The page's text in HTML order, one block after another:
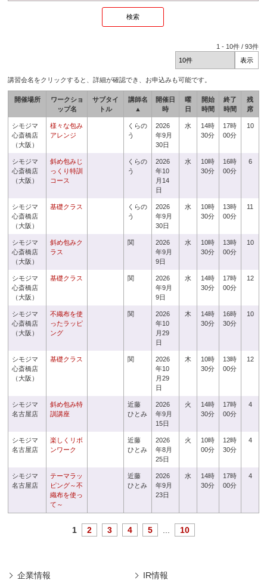
1 - 10件 /93件
講習会名をクリックすると、詳細が確認でき、お申込みも可能です。
開催場所
ワークショ
ップ名
サブタイ
トル
講師名
▲
開催日
時
曜
日
開始
時間
終了
時間
残
席
シモジマ
心斎橋店
（大阪）
様々な包み
アレンジ
くらの
う
2026
年9月
30日
水
14時
30分
17時
00分
10
シモジマ
心斎橋店
（大阪）
斜め包みじ
っくり特訓
コース
くらの
う
2026
年10
月14
日
水
10時
30分
16時
00分
6
シモジマ
心斎橋店
（大阪）
基礎クラス
くらの
う
2026
年9月
30日
水
10時
30分
13時
00分
11
シモジマ
心斎橋店
（大阪）
斜め包みク
ラス
関
2026
年9月
9日
水
10時
30分
13時
00分
10
シモジマ
心斎橋店
（大阪）
基礎クラス 関
2026
年9月
9日
水
14時
30分
17時
00分
12
シモジマ
心斎橋店
（大阪）
不織布を使
ったラッピ
ング
関
2026
年10
月29
日
木
14時
30分
16時
30分
10
シモジマ
心斎橋店
（大阪）
基礎クラス 関
2026
年10
月29
日
木
10時
30分
13時
00分
12
シモジマ
名古屋店
斜め包み特
訓講座
近藤
ひとみ
2026
年9月
15日
火
14時
30分
17時
00分
4
シモジマ
名古屋店
楽しくリボ
ンワーク
近藤
ひとみ
2026
年8月
25日
火
10時
00分
12時
30分
4
シモジマ
名古屋店
テーマラッ
ピング～不
織布を使っ
て～
近藤
ひとみ
2026
年9月
23日
水
14時
30分
17時
00分
4
1 2 3 4 5 10
企業情報 IR情報